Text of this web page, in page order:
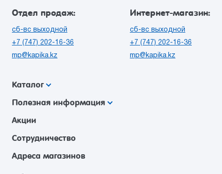
Отдел продаж:
сб-вс выходной
+7 (747) 202-16-36
mp@kapika.kz
Интернет-магазин:
сб-вс выходной
+7 (747) 202-16-36
mp@kapika.kz
Каталог
Акции
Сотрудничество
Адреса магазинов
Полезная информация